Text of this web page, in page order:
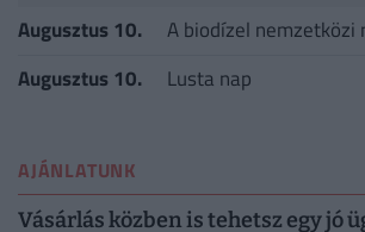
Augusztus 10.
A biodízel nemzetközi
Augusztus 10.
Lusta nap
AJÁNLATUNK
Vásárlás közben is tehetsz egy jó